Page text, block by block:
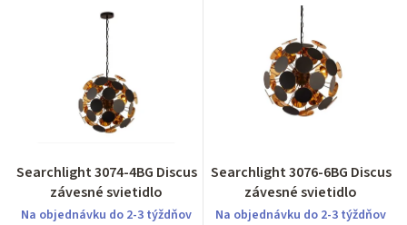
Searchlight 3074-4BG Discus
závesné svietidlo
Na objednávku do 2-3 týždňov
Searchlight 3076-6BG Discus
závesné svietidlo
Na objednávku do 2-3 týždňov